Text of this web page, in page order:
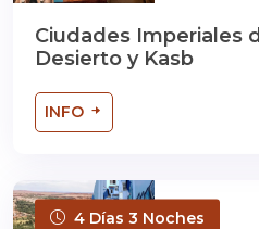
Ciudades Imperiales
Desierto y Kasb
INFO
4 Días 3 Noches